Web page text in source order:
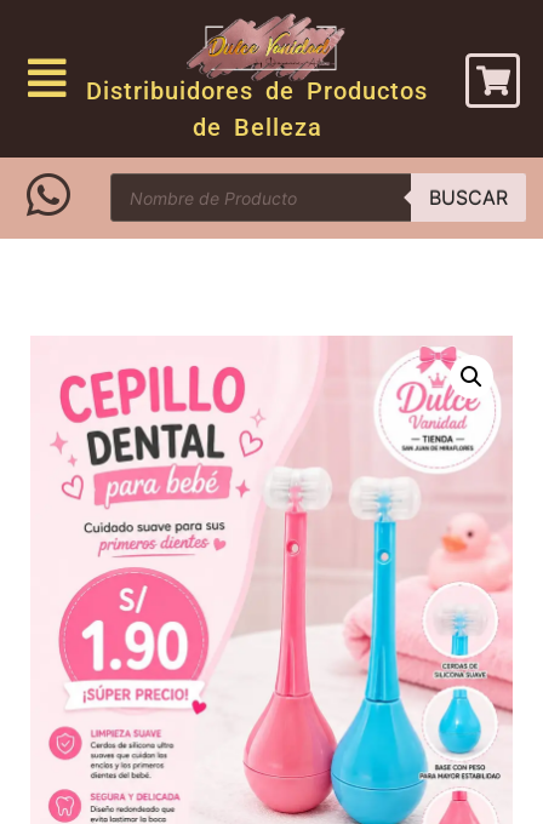
Distribuidores de Productos
de Belleza
BUSCAR